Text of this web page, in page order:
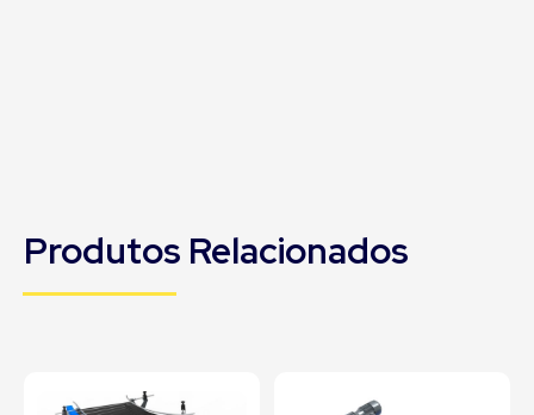
Produtos Relacionados